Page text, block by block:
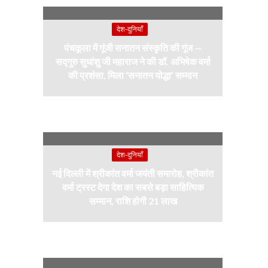
देश-दुनियाँ
पंचकूला में गूंजी सनातन संस्कृति की गूंज —
सद्गुरु सुधांशु जी महाराज ने की डॉ. अभिषेक वर्मा
की प्रशंसा, मिला ‘सनातन योद्धा’ सम्मान
देश-दुनियाँ
नई दिल्ली में श्रीकांत वर्मा जयंती समारोह, श्रीकांत
वर्मा ट्रस्ट देगा देश का सबसे बड़ा साहित्यिक
सम्मान, राशि होगी 21 लाख